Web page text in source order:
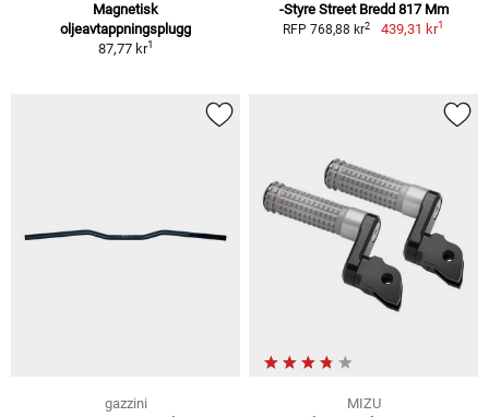
Magnetisk
oljeavtappningsplugg
87,77 kr1
-Styre Street Bredd 817 Mm
RFP 768,88 kr2 439,31 kr1
gazzini
MIZU